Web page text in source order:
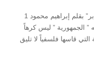
قراءة في “رشقة سماء تنادم قلب العابر” بقلم إبراهيم محمود 1
” الجمهورية ” ليس كرهاً
قاسها فلسفياً لا تليق